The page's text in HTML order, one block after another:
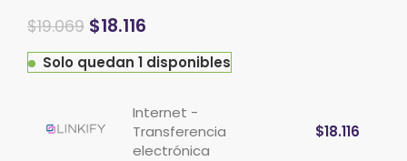
El
original
$19.069El
actual
$18.116
Solo quedan 1 disponibles
Internet -
Transferencia
electrónica
$18.116